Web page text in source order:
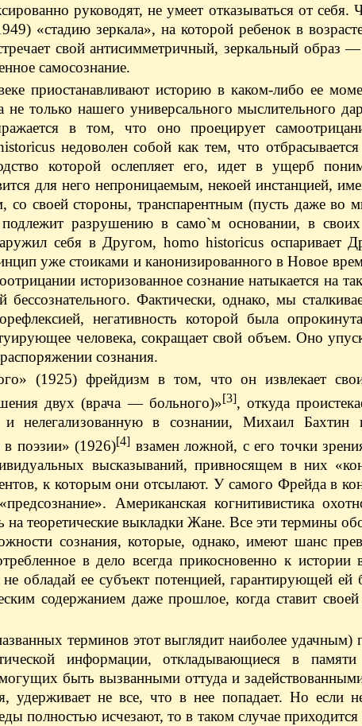
руководят, не умеет отказываться от себя.
«стадию зеркала», на которой ребенок в
свой антисимметричный, зеркальный образ
самосознание.
приостанавливают историю в каком-либо ее
только нашего универсального мыслительного
в том, что оно проецирует
недоволен собой как тем, что
которой ослепляет его, идет в ущерб
для него непроницаемым, некоей инстанцией,
своей стороны, транспарентным (пусть даже во
разрушению в само`м основании, в
себя в Другом, homo historicus оспаривает
уже стоиками и канонизированного в Новое
историзованное сознание натыкается на
Фактически, однако, мы
негативность которой была
человека, сокращает свой объем. Оно
сознания.
(1925) фрейдизм в том, что он извлекает
двух (врача — больного)»[3], откуда
и нелегализованную в сознании, Михаил Бахтин
поэзии» (1926)[4] взамен ложной, с его точки
высказываний, привносящем в них
к которым они отсылают. У самого Фрейда в
Американская когнитивистика
на теоретические выкладки Жане. Все эти термины
сознания, которые, однако, имеют шанс
в дело всегда прикосновенно к истории
обладай ее субъект потенцией, гарантирующей ей
содержанием даже прошлое, когда ставит своей
терминов этот выглядит наиболее удачным)
информации, откладывающиеся в памяти
быть вызванными оттуда и
удерживает не все, что в нее попадает. Но если
полностью исчезают, то в таком случае приходится